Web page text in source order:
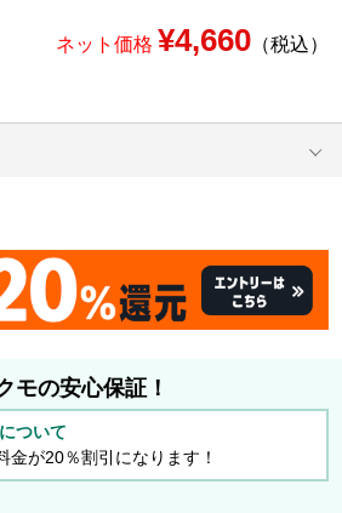
ネット価格 ¥4,660（税込）
モの安心保証！
ついて
金が20％割引になります！